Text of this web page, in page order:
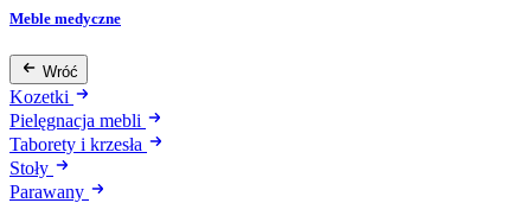
Meble medyczne
Wróć
Kozetki
Pielęgnacja mebli
Taborety i krzesła
Stoły
Parawany